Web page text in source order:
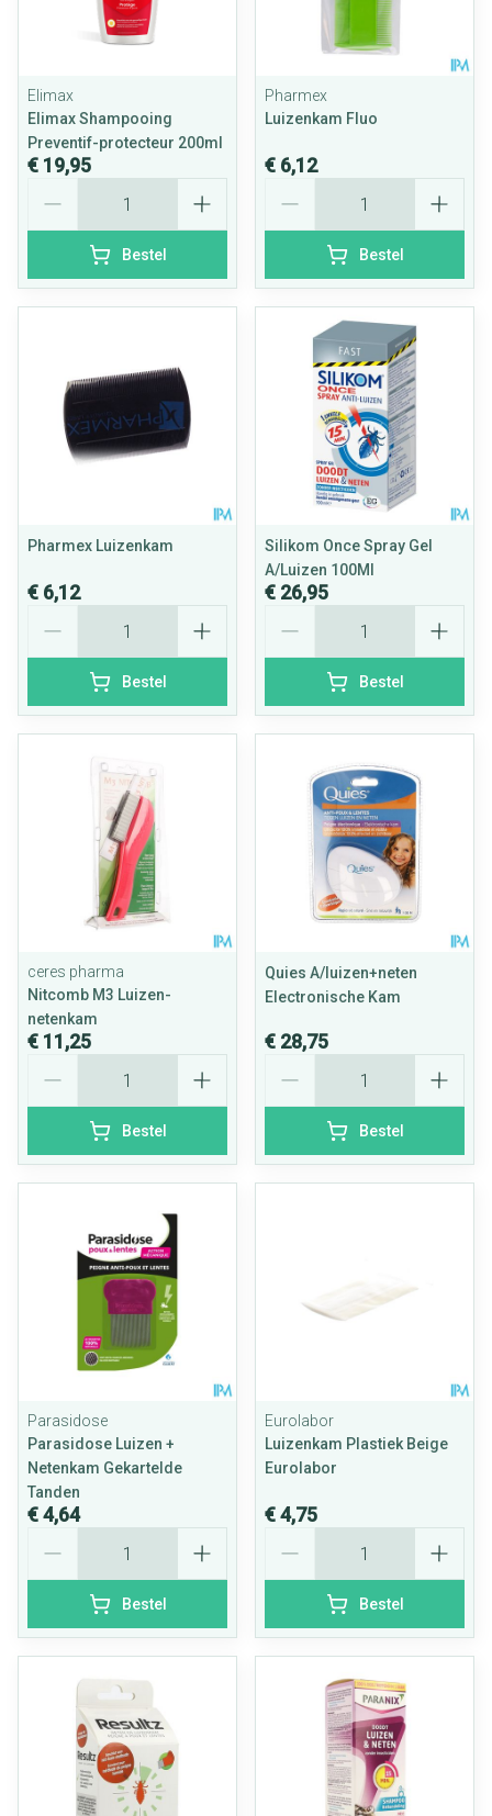
Elimax
Elimax Shampooing
Preventif-protecteur 200ml
€ 19,95
Bestel
Pharmex
Luizenkam Fluo
€ 6,12
Bestel
Pharmex Luizenkam
€ 6,12
Bestel
Silikom Once Spray Gel
A/Luizen 100Ml
€ 26,95
Bestel
ceres pharma
Nitcomb M3 Luizen-
netenkam
€ 11,25
Bestel
Quies A/luizen+neten
Electronische Kam
€ 28,75
Bestel
Parasidose
Parasidose Luizen +
Netenkam Gekartelde
Tanden
€ 4,64
Bestel
Eurolabor
Luizenkam Plastiek Beige
Eurolabor
€ 4,75
Bestel